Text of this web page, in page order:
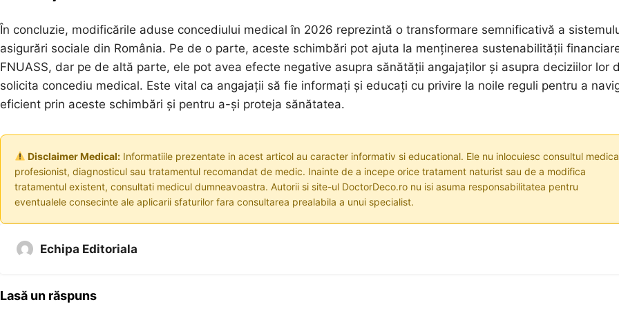
În concluzie, modificările aduse concediului medical în 2026 reprezintă o transformare semnificativă a
asigurări sociale din România. Pe de o parte, aceste schimbări pot ajuta la menținerea sustenabilității
FNUASS, dar pe de altă parte, ele pot avea efecte negative asupra sănătății angajaților și asupra deciziilor lor
solicita concediu medical. Este vital ca angajații să fie informați și educați cu privire la noile reguli pentru a
eficient prin aceste schimbări și pentru a-și proteja sănătatea.
Disclaimer Medical:Informatiile prezentate in acest articol au caracter informativ si educational. Ele nu inlocuiesc consultul
profesionist, diagnosticul sau tratamentul recomandat de medic. Inainte de a incepe orice tratament naturist sau de a modifica
tratamentul existent, consultati medicul dumneavoastra. Autorii si site-ul DoctorDeco.ro nu isi asuma responsabilitatea pentru
eventualele consecinte ale aplicarii sfaturilor fara consultarea prealabila a unui specialist.
Echipa Editoriala
Lasă un răspuns